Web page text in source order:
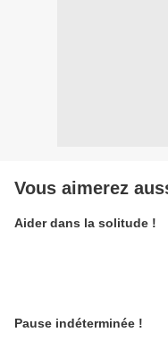
Vous aimerez
Aider dans la solitude !
Pause indéterminée !